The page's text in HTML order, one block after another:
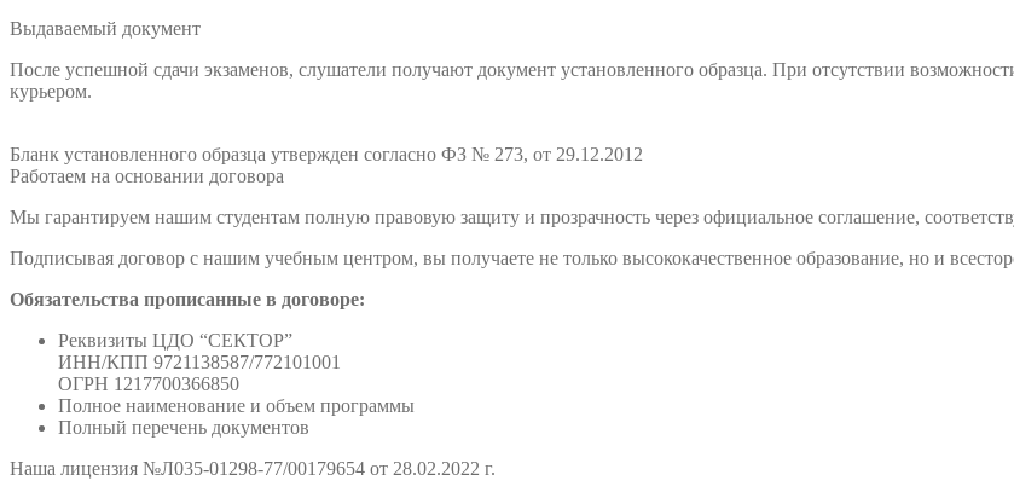
Выдаваемый документ
После успешной сдачи экзаменов, слушатели получают документ установленного образца. При отсутствии
курьером.
Бланк установленного образца утвержден согласно ФЗ № 273, от 29.12.2012
Работаем на основании договора
Мы гарантируем нашим студентам полную правовую защиту и прозрачность через официальное соглашение,
Подписывая договор с нашим учебным центром, вы получаете не только высококачественное образование, но и
Обязательства прописанные в договоре:
Реквизиты ЦДО “СЕКТОР”
ИНН/КПП 9721138587/772101001
ОГРН 1217700366850
Полное наименование и объем программы
Полный перечень документов
Наша лицензия №Л035-01298-77/00179654 от 28.02.2022 г.